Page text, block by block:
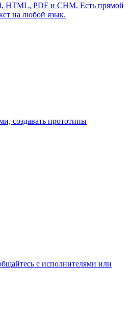
HTML, PDF и CHM. Есть прямой
на любой язык.
создавать прототипы
с исполнителями или